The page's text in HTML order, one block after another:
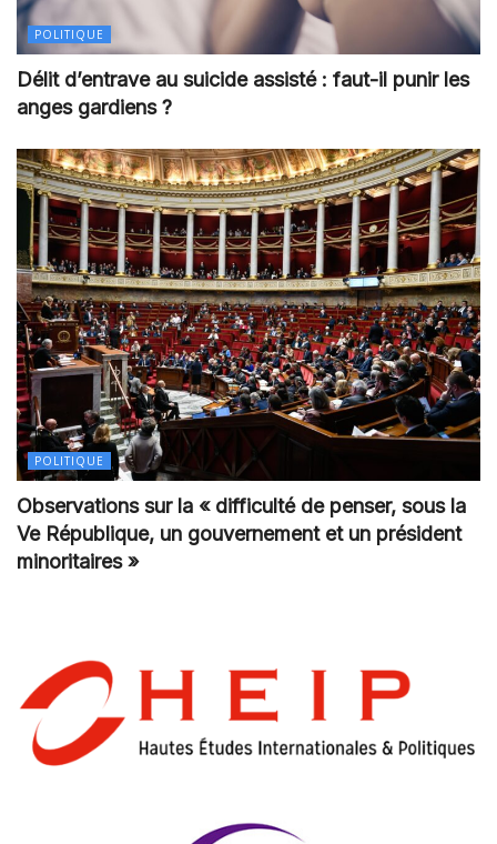
POLITIQUE
Délit d’entrave au suicide assisté : faut-il punir les
anges gardiens ?
POLITIQUE
Observations sur la « difficulté de penser, sous la
Ve République, un gouvernement et un président
minoritaires »